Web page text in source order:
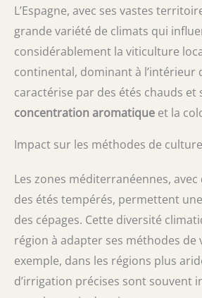
L’Espagne, avec ses vastes
grande variété de climats qui
considérablement la viticulture
continental, dominant à l’intérieur
caractérise par des étés chauds et
concentration aromatique et la
Impact sur les méthodes de culture
Les zones méditerranéennes,
des étés tempérés, permettent une
des cépages. Cette diversité
région à adapter ses méthodes de
exemple, dans les régions plus
d’irrigation précises sont souvent